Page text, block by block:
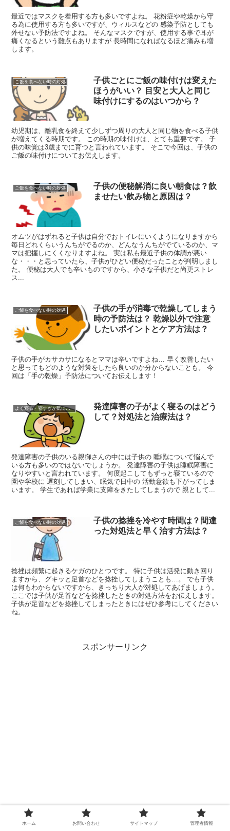
最近ではマスクを着用する方も多いですよね。 花粉症や乾燥から守
る為に使用する方も多いですが、ウィルスなどの 感染予防としても
外せない予防法ですよね。 そんなマスクですが、使用する事で耳が
痛くなるという難点もありますが 長時間になればなるほど痛みも増
します。
ご飯を食べない時の対処
子供ごとにご飯の味付けは変えた
ほうがいい？ 目安と大人と同じ
味付けにするのはいつから？
幼児期は、離乳食を終えて少しずつ周りの大人と同じ物を食べる子供
が増えてくる時期です。 この時期の味付けは、とても重要です。 子
供の味覚は3歳までに育つと言われています。 そこで今回は、子供の
ご飯の味付けについてお伝えします。
ご飯を食べない時の対処
子供の便秘解消に良い朝食は？飲
ませたい飲み物と原因は？
オムツがはずれると子供は自分でおトイレにいくようになりますから
毎日どれくらいうんちがでるのか、どんなうんちがでているのか、マ
マは把握しにくくなりますよね。 実は私も最近子供の体調が悪い
な・・・と思っていたら、子供がひどい便秘だったことが判明しまし
た。 便秘は大人でも辛いものですから、小さな子供だと尚更ストレ
ス...
ご飯を食べない時の対処
子供の手が消毒で乾燥してしまう
時の予防法は？ 乾燥以外で注意
したいポイントとケア方法は？
子供の手がカサカサになるとママは辛いですよね… 早く改善したい
と思ってもどのような対策をしたら良いのか分からないことも。 今
回は「手の乾燥」予防法についてお伝えします！
よく寝る・寝すぎが気になる時
発達障害の子がよく寝るのはどう
して？対処法と治療法は？
発達障害の子供のいる親御さんの中には子供の 睡眠について悩んで
いる方も多いのではないでしょうか。 発達障害の子供は睡眠障害に
なりやすいと言われています。 何度起こしてもずっと寝ているので
園や学校に 遅刻してしまい、眠気で日中の 活動意欲も下がってしま
います。 学生であれば学業に支障をきたしてしまうので 親として...
ご飯を食べない時の対処
子供の捻挫を冷やす時間は？間違
った対処法と早く治す方法は？
捻挫は頻繁に起きるケガのひとつです。 特に子供は活発に動き回り
ますから、グキッと足首などを捻挫してしまうことも…。 でも子供
は何もわからないですから、きっちり大人が対処してあげましょう。
ここでは子供が足首などを捻挫したときの対処方法をお伝えします。
子供が足首などを捻挫してしまったときにはぜひ参考にしてください
ね。
スポンサーリンク
ホーム お問い合わせ サイトマップ 管理者情報